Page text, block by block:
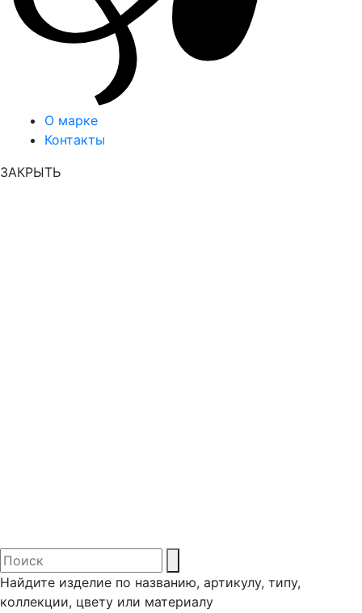
О марке
Контакты
ЗАКРЫТЬ
Найдите изделие по названию, артикулу, типу,
коллекции, цвету или материалу